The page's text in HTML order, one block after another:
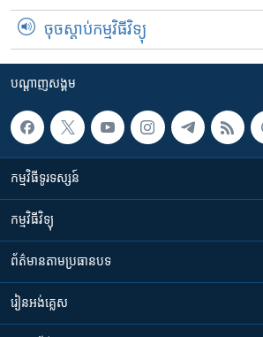
ចុចស្តាប់កម្មវិធីវិទ្យុ
បណ្តាញ​សង្គម
កម្មវិធី​ទូរទស្សន៍
កម្មវិធី​វិទ្យុ
ព័ត៌មាន​តាមប្រធានបទ​
រៀន​​អង់គ្លេស